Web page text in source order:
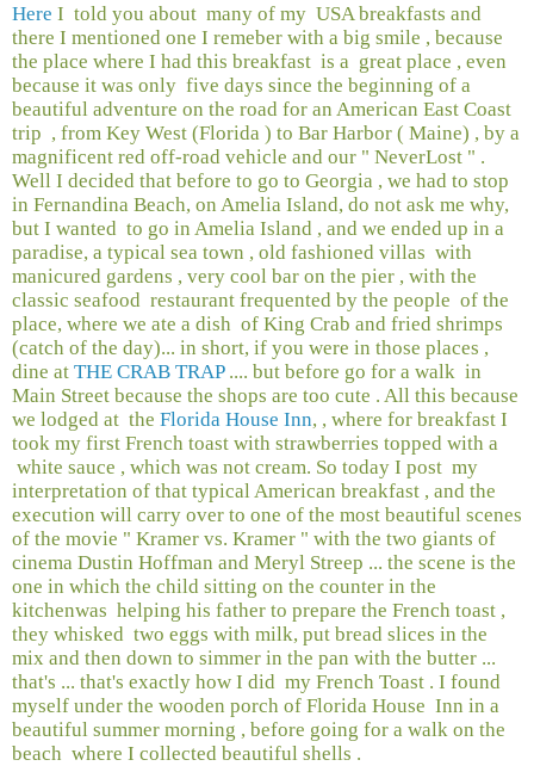
Here I told you about many of my USA breakfasts and
there I mentioned one I remeber with a big smile , because
the place where I had this breakfast is a great place , even
because it was only five days since the beginning of a
beautiful adventure on the road for an American East Coast
trip , from Key West (Florida ) to Bar Harbor ( Maine) , by a
magnificent red off-road vehicle and our " NeverLost " .
Well I decided that before to go to Georgia , we had to stop
in Fernandina Beach, on Amelia Island, do not ask me why,
but I wanted to go in Amelia Island , and we ended up in a
paradise, a typical sea town ​​, old fashioned villas with
manicured gardens , very cool bar on the pier , with the
classic seafood restaurant frequented by the people of the
place, where we ate a dish of King Crab and fried shrimps
(catch of the day)... in short, if you were in those places ,
dine at THE CRAB TRAP.... but before go for a walk in
Main Street because the shops are too cute . All this because
we lodged at the Florida House Inn, , where for breakfast I
took my first French toast with strawberries topped with a
white sauce , which was not cream. So today I post my
interpretation of that typical American breakfast , and the
execution will carry over to one of the most beautiful scenes
of the movie " Kramer vs. Kramer " with the two giants of
cinema Dustin Hoffman and Meryl Streep ... the scene is the
one in which the child sitting on the counter in the
kitchenwas helping his father to prepare the French toast ,
they whisked two eggs with milk, put bread slices in the
mix and then down to simmer in the pan with the butter ...
that's ... that's exactly how I did my French Toast . I found
myself under the wooden porch of Florida House Inn in a
beautiful summer morning , before going for a walk on the
beach where I collected beautiful shells .